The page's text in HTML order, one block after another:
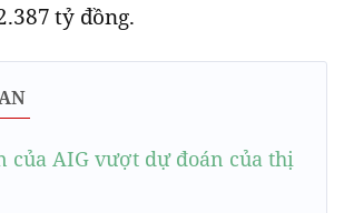
tỷ đồng.
của AIG vượt dự đoán của thị